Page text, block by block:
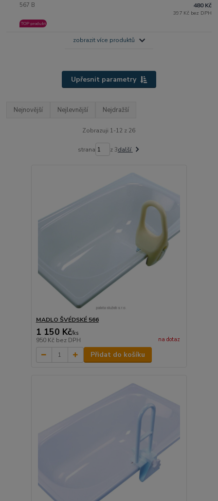
567 B
TOP produkt
480 Kč
397 Kč bez DPH
zobrazit více produktů
Upřesnit parametry
Nejnovější Nejlevnější Nejdražší
Zobrazuji 1-12 z 26
strana z 3další
MADLO ŠVÉDSKÉ 566
1 150 Kč/ks
950 Kč bez DPH na dotaz
Přidat do košíku